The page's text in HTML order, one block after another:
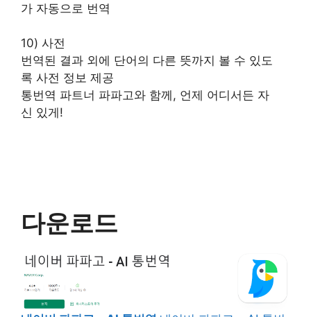
가 자동으로 번역
10) 사전
번역된 결과 외에 단어의 다른 뜻까지 볼 수 있도
록 사전 정보 제공
통번역 파트너 파파고와 함께, 언제 어디서든 자
신 있게!
다운로드